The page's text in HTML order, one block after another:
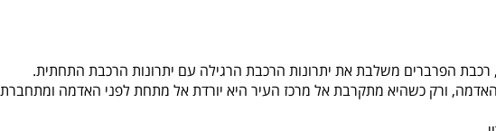
ורק כשהיא מתקרבת אל מרכז העיר היא יורדת אל מתחת לפני האדמה ומתחברת